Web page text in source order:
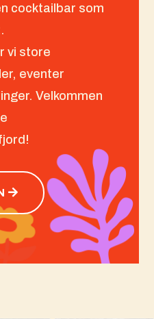
cocktailbar som
vi store
eventer
Velkommen